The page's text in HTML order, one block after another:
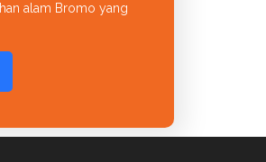
alam Bromo yang